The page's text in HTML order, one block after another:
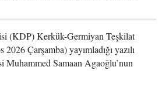
(KDP) Kerkük-Germiyan Teşkilat
Çarşamba) yayımladığı yazılı
Muhammed Samaan Agaoğlu’nun